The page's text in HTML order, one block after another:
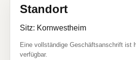
Standort
Sitz: Kornwestheim
Eine vollständige Geschäftsanschrift ist
verfügbar.